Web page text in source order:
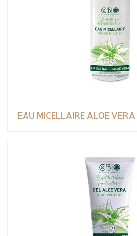
EAU MICELLAIRE ALOE VERA